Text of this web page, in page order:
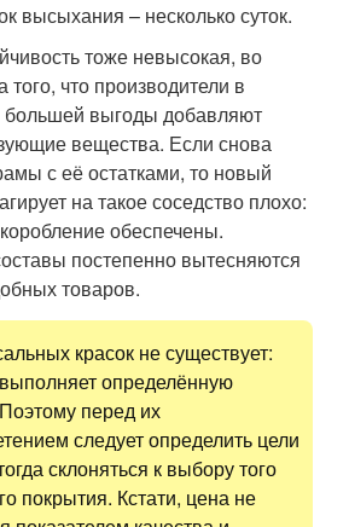
высыхания – несколько суток.
тоже невысокая, во
того, что производители в
большей выгоды добавляют
вещества. Если снова
с её остатками, то новый
на такое соседство плохо:
обеспечены.
постепенно вытесняются
товаров.
красок не существует:
определённую
перед их
следует определить цели
склоняться к выбору того
покрытия. Кстати, цена не